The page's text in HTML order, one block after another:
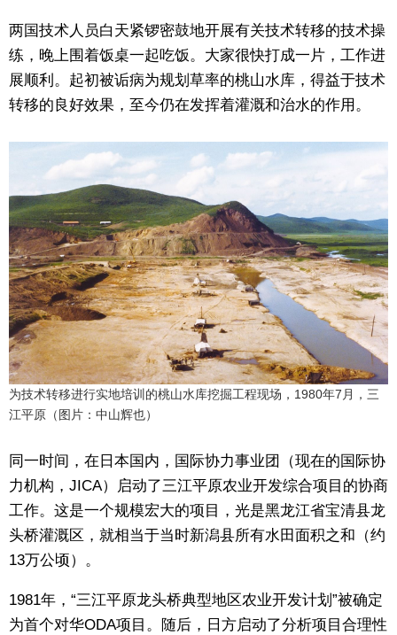
两国技术人员白天紧锣密鼓地开展有关技术转移的技术操
练，晚上围着饭桌一起吃饭。大家很快打成一片，工作进
展顺利。起初被诟病为规划草率的桃山水库，得益于技术
转移的良好效果，至今仍在发挥着灌溉和治水的作用。
为技术转移进行实地培训的桃山水库挖掘工程现场，1980年7月，三
江平原（图片：中山辉也）
同一时间，在日本国内，国际协力事业团（现在的国际协
力机构，JICA）启动了三江平原农业开发综合项目的协商
工作。这是一个规模宏大的项目，光是黑龙江省宝清县龙
头桥灌溉区，就相当于当时新潟县所有水田面积之和（约
13万公顷）。
1981年，“三江平原龙头桥典型地区农业开发计划”被确定
为首个对华ODA项目。随后，日方启动了分析项目合理性